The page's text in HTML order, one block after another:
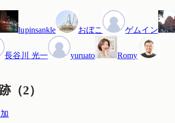
lupinsankle おぼこ ゲムイン
長谷川 光一 yuruato
Romy
（2）